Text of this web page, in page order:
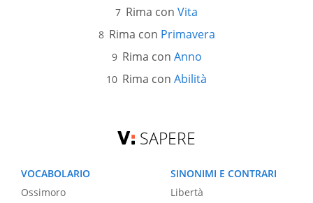
Rima con Vita
Rima con Primavera
Rima con Anno
Rima con Abilità
SAPERE
VOCABOLARIO
Ossimoro
SINONIMI E CONTRARI
Libertà